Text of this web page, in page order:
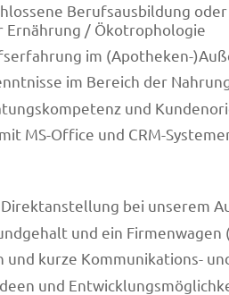
Berufsausbildung
Ernährung / Ökotrophologie
im (Apotheken-
im Bereich der
und
MS-Office und CRM-
bei unserem
und ein
und kurze Kommunikations-
und